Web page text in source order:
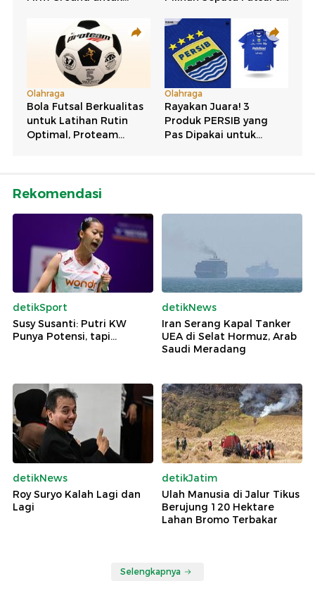
Rekomendasi
detikSport
Susy Susanti: Putri KW
Punya Potensi, tapi...
detikNews
Iran Serang Kapal Tanker
UEA di Selat Hormuz, Arab
Saudi Meradang
detikNews
Roy Suryo Kalah Lagi dan
Lagi
detikJatim
Ulah Manusia di Jalur Tikus
Berujung 120 Hektare
Lahan Bromo Terbakar
Selengkapnya